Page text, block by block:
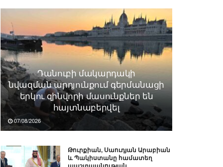
Դանուբի մակարդակի
նվազման արդյունքում գերմանացի
երկու զինվորի մասունքներ են
հայտնաբերվել
07/08/2026
Թուրքիան, Սաուդյան Արաբիան
և Պակիստանը համատեղ